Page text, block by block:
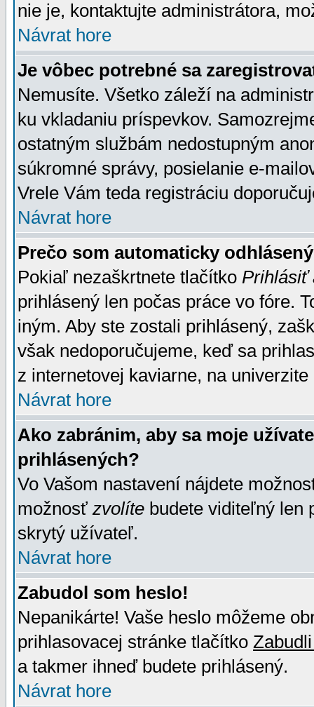
nie je, kontaktujte administrátora,
Návrat hore
Je vôbec potrebné sa
Nemusíte. Všetko záleží na
ku vkladaniu príspevkov.
ostatným službám nedostupným
súkromné správy, posielanie e-
Vrele Vám teda registráciu
Návrat hore
Prečo som automaticky
Pokiaľ nezaškrtnete tlačítko Prihlásiť
prihlásený len počas práce vo fóre.
iným. Aby ste zostali prihlásený,
však nedoporučujeme, keď sa
z internetovej kaviarne, na univerzite
Návrat hore
Ako zabránim, aby sa moje
prihlásených?
Vo Vašom nastavení nájdete
možnosť zvolíte budete viditeľný len
skrytý užívateľ.
Návrat hore
Zabudol som heslo!
Nepanikárte! Vaše heslo môžeme
prihlasovacej stránke tlačítko
a takmer ihneď budete prihlásený.
Návrat hore